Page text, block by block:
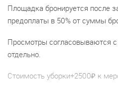
Площадка бронируется после
предоплаты в 50% от суммы
Просмотры согласовываются
отдельно.
Стоимость уборки+2500₽ к